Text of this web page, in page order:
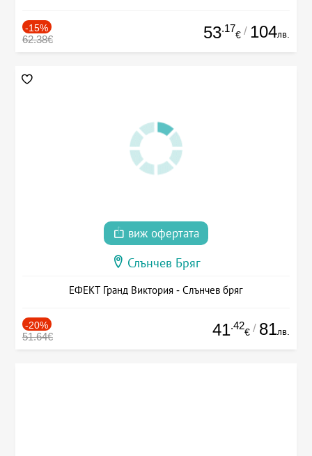
-15%
62.38€ 53.17
€ / 104лв.
виж офертата
Слънчев Бряг
ЕФЕКТ Гранд Виктория - Слънчев бряг
-20%
51.64€ 41.42
€ / 81лв.